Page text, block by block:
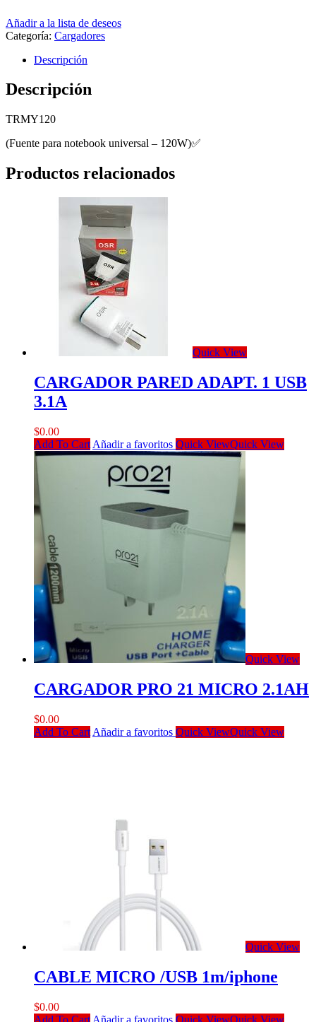
Añadir a la lista de deseos
Categoría: Cargadores
Descripción
Descripción
TRMY120
(Fuente para notebook universal – 120W)✅
Productos relacionados
Quick View
CARGADOR PARED ADAPT. 1 USB
3.1A
$0.00
Add To Cart Añadir a favoritos Quick ViewQuick View
Quick View
CARGADOR PRO 21 MICRO 2.1AH
$0.00
Add To Cart Añadir a favoritos Quick ViewQuick View
Quick View
CABLE MICRO /USB 1m/iphone
$0.00
Add To Cart Añadir a favoritos Quick ViewQuick View